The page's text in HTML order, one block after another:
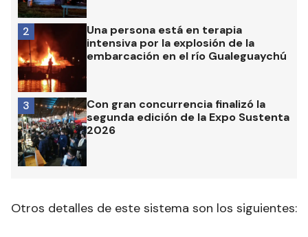
Una persona está en terapia
intensiva por la explosión de la
embarcación en el río Gualeguaychú
2
Con gran concurrencia finalizó la
segunda edición de la Expo Sustenta
2026
3
Otros detalles de este sistema son los siguientes: